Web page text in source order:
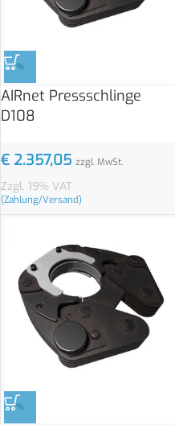
%
AIRnet Pressschlinge
D108
€ 2.357,05 zzgl. MwSt.
Zzgl. 19% VAT
(Zahlung/Versand)
%